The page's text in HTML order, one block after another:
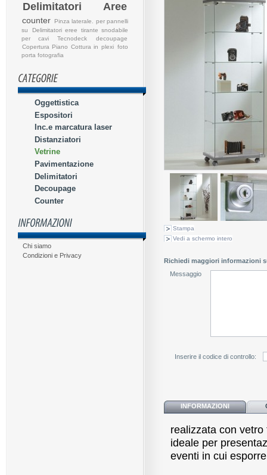
Delimitatori Aree
counter
Pinza laterale. per pannelli
su
Delimitatori eree
tirante snodabile
per cavi
Tecnodeck
decoupage
Copertura Piano Cottura in plexi foto
porta fotografia
Oggettistica
Espositori
Inc.e marcatura laser
Distanziatori
Vetrine
Pavimentazione
Delimitatori
Decoupage
Counter
Chi siamo
Condizioni e Privacy
Stampa
Vedi a schermo intero
Richiedi maggiori informazioni
Messaggio
Inserire il codice di controllo:
INFORMAZIONI
realizzata con
ideale per
eventi in cui